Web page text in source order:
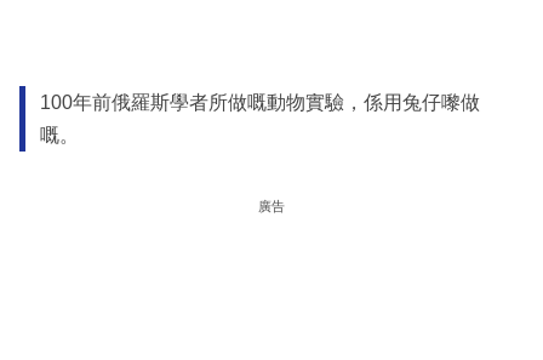
100年前俄羅斯學者所做嘅動物實驗，係用兔仔嚟做
嘅。
廣告